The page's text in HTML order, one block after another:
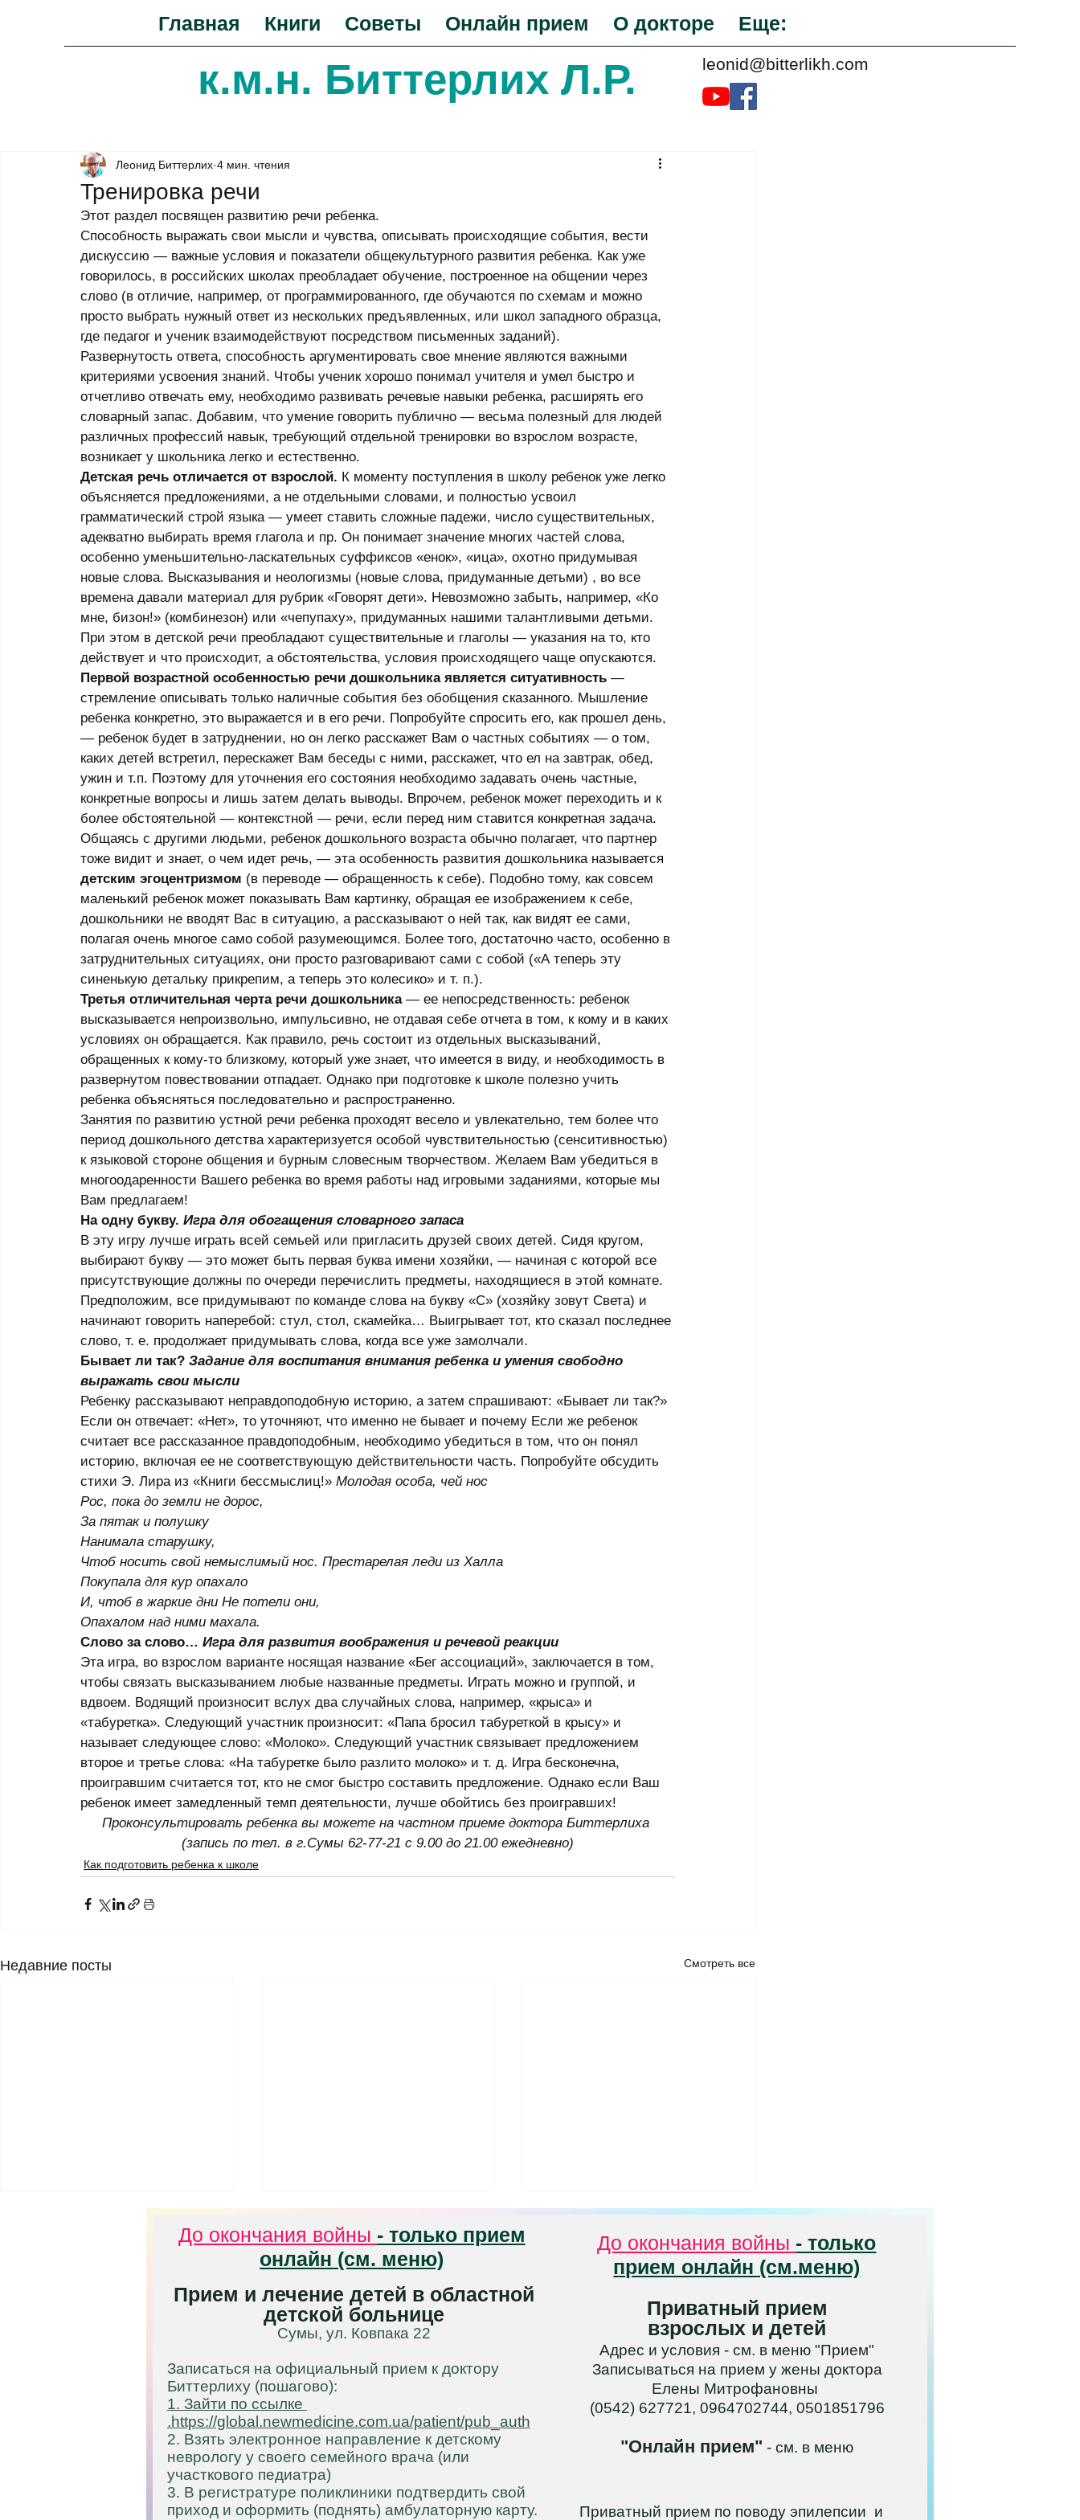
Главная Книги Советы Онлайн прием О докторе Еще:
leonid@bitterlikh.com
к.м.н. Биттерлих Л.Р.
Тренировка речи
Леонид Биттерлих 4 мин. чтения
Этот раздел посвящен развитию речи ребенка.
Способность выражать свои мысли и чувства, описывать происходящие события, вести
дискуссию — важные условия и показатели общекультурного развития ребенка. Как уже
говорилось, в российских школах преобладает обучение, построенное на общении через
слово (в отличие, например, от программированного, где обучаются по схемам и можно
просто выбрать нужный ответ из нескольких предъявленных, или школ западного образца,
где педагог и ученик взаимодействуют посредством письменных заданий).
Развернутость ответа, способность аргументировать свое мнение являются важными
критериями усвоения знаний. Чтобы ученик хорошо понимал учителя и умел быстро и
отчетливо отвечать ему, необходимо развивать речевые навыки ребенка, расширять его
словарный запас. Добавим, что умение говорить публично — весьма полезный для людей
различных профессий навык, требующий отдельной тренировки во взрослом возрасте,
возникает у школьника легко и естественно.
Детская речь отличается от взрослой. К моменту поступления в школу ребенок уже легко
объясняется предложениями, а не отдельными словами, и полностью усвоил
грамматический строй языка — умеет ставить сложные падежи, число существительных,
адекватно выбирать время глагола и пр. Он понимает значение многих частей слова,
особенно уменьшительно-ласкательных суффиксов «енок», «ица», охотно придумывая
новые слова. Высказывания и неологизмы (новые слова, придуманные детьми) , во все
времена давали материал для рубрик «Говорят дети». Невозможно забыть, например, «Ко
мне, бизон!» (комбинезон) или «чепупаху», придуманных нашими талантливыми детьми.
При этом в детской речи преобладают существительные и глаголы — указания на то, кто
действует и что происходит, а обстоятельства, условия происходящего чаще опускаются.
Первой возрастной особенностью речи дошкольника является ситуативность —
стремление описывать только наличные события без обобщения сказанного. Мышление
ребенка конкретно, это выражается и в его речи. Попробуйте спросить его, как прошел день,
— ребенок будет в затруднении, но он легко расскажет Вам о частных событиях — о том,
каких детей встретил, перескажет Вам беседы с ними, расскажет, что ел на завтрак, обед,
ужин и т.п. Поэтому для уточнения его состояния необходимо задавать очень частные,
конкретные вопросы и лишь затем делать выводы. Впрочем, ребенок может переходить и к
более обстоятельной — контекстной — речи, если перед ним ставится конкретная задача.
Общаясь с другими людьми, ребенок дошкольного возраста обычно полагает, что партнер
тоже видит и знает, о чем идет речь, — эта особенность развития дошкольника называется
детским эгоцентризмом (в переводе — обращенность к себе). Подобно тому, как совсем
маленький ребенок может показывать Вам картинку, обращая ее изображением к себе,
дошкольники не вводят Вас в ситуацию, а рассказывают о ней так, как видят ее сами,
полагая очень многое само собой разумеющимся. Более того, достаточно часто, особенно в
затруднительных ситуациях, они просто разговаривают сами с собой («А теперь эту
синенькую детальку прикрепим, а теперь это колесико» и т. п.).
Третья отличительная черта речи дошкольника — ее непосредственность: ребенок
высказывается непроизвольно, импульсивно, не отдавая себе отчета в том, к кому и в каких
условиях он обращается. Как правило, речь состоит из отдельных высказываний,
обращенных к кому-то близкому, который уже знает, что имеется в виду, и необходимость в
развернутом повествовании отпадает. Однако при подготовке к школе полезно учить
ребенка объясняться последовательно и распространенно.
Занятия по развитию устной речи ребенка проходят весело и увлекательно, тем более что
период дошкольного детства характеризуется особой чувствительностью (сенситивностью)
к языковой стороне общения и бурным словесным творчеством. Желаем Вам убедиться в
многоодаренности Вашего ребенка во время работы над игровыми заданиями, которые мы
Вам предлагаем!
На одну букву. Игра для обогащения словарного запаса
В эту игру лучше играть всей семьей или пригласить друзей своих детей. Сидя кругом,
выбирают букву — это может быть первая буква имени хозяйки, — начиная с которой все
присутствующие должны по очереди перечислить предметы, находящиеся в этой комнате.
Предположим, все придумывают по команде слова на букву «С» (хозяйку зовут Света) и
начинают говорить наперебой: стул, стол, скамейка… Выигрывает тот, кто сказал последнее
слово, т. е. продолжает придумывать слова, когда все уже замолчали.
Бывает ли так? Задание для воспитания внимания ребенка и умения свободно
выражать свои мысли
Ребенку рассказывают неправдоподобную историю, а затем спрашивают: «Бывает ли так?»
Если он отвечает: «Нет», то уточняют, что именно не бывает и почему Если же ребенок
считает все рассказанное правдоподобным, необходимо убедиться в том, что он понял
историю, включая ее не соответствующую действительности часть. Попробуйте обсудить
стихи Э. Лира из «Книги бессмыслиц!» Молодая особа, чей нос
Рос, пока до земли не дорос,
За пятак и полушку
Нанимала старушку,
Чтоб носить свой немыслимый нос. Престарелая леди из Халла
Покупала для кур опахало
И, чтоб в жаркие дни Не потели они,
Опахалом над ними махала.
Слово за слово… Игра для развития воображения и речевой реакции
Эта игра, во взрослом варианте носящая название «Бег ассоциаций», заключается в том,
чтобы связать высказыванием любые названные предметы. Играть можно и группой, и
вдвоем. Водящий произносит вслух два случайных слова, например, «крыса» и
«табуретка». Следующий участник произносит: «Папа бросил табуреткой в крысу» и
называет следующее слово: «Молоко». Следующий участник связывает предложением
второе и третье слова: «На табуретке было разлито молоко» и т. д. Игра бесконечна,
проигравшим считается тот, кто не смог быстро составить предложение. Однако если Ваш
ребенок имеет замедленный темп деятельности, лучше обойтись без проигравших!
Проконсультировать ребенка вы можете на частном приеме доктора Биттерлиха
(запись по тел. в г.Сумы 62-77-21 с 9.00 до 21.00 ежедневно)
Как подготовить ребенка к школе
Недавние посты Смотреть все
частых простуд (ОРВИ).
правдивая информация об
иммунитете, диагнозе "часто
Тест для родителей.
Хочет ли ваш ребенок идти в
школу? Привлекает ли вашего
ребенка в школе то, что он там
много узнает и в ней будет
интересно учиться?...
Тренировка внимания
Не только память нужно
упражнять заранее. Очень
внимательным, потому что в
противном случае, если он не...
До окончания войны - только прием
онлайн (см. меню)
Прием и лечение детей в областной
детской больнице
Сумы, ул. Ковпака 22
Записаться на официальный прием к доктору
Биттерлиху (пошагово):
1. Зайти по ссылке
.https://global.newmedicine.com.ua/patient/pub_auth
2. Взять электронное направление к детскому
неврологу у своего семейного врача (или
участкового педиатра)
3. В регистратуре поликлиники подтвердить свой
приход и оформить (поднять) амбулаторную карту.
До окончания войны - только
прием онлайн (см.меню)
Приватный прием
взрослых и детей
Адрес и условия - см. в меню "Прием"
Записываться на прием у жены доктора
Елены Митрофановны
(0542) 627721, 0964702744, 0501851796
"Онлайн прием" - см. в меню
Приватный прием по поводу эпилепсии и